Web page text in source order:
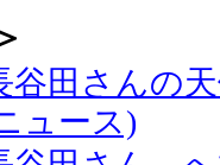
谷田さんの
ュース)